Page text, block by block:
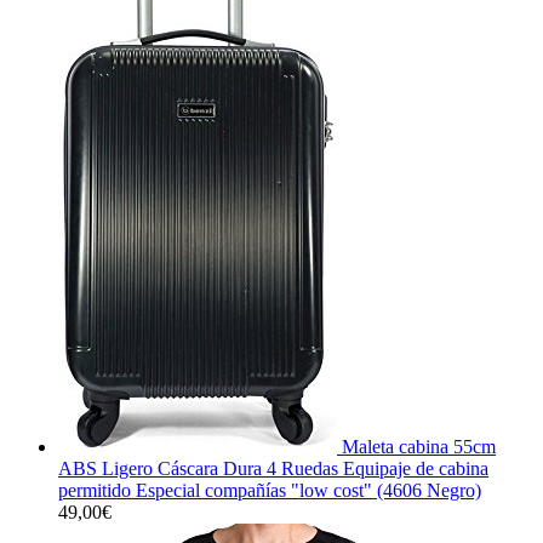
Maleta cabina 55cm
ABS Ligero Cáscara Dura 4 Ruedas Equipaje de cabina
permitido Especial compañías "low cost" (4606 Negro)
49,00€